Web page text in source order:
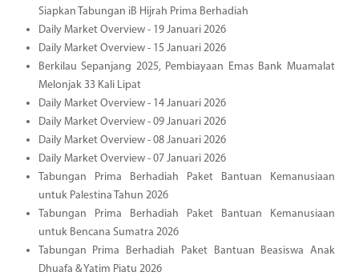
Siapkan Tabungan iB Hijrah Prima Berhadiah
Daily Market Overview - 19 Januari 2026
Daily Market Overview - 15 Januari 2026
Berkilau Sepanjang 2025, Pembiayaan Emas Bank Muamalat
Melonjak 33 Kali Lipat
Daily Market Overview - 14 Januari 2026
Daily Market Overview - 09 Januari 2026
Daily Market Overview - 08 Januari 2026
Daily Market Overview - 07 Januari 2026
Tabungan Prima Berhadiah Paket Bantuan Kemanusiaan
untuk Palestina Tahun 2026
Tabungan Prima Berhadiah Paket Bantuan Kemanusiaan
untuk Bencana Sumatra 2026
Tabungan Prima Berhadiah Paket Bantuan Beasiswa Anak
Dhuafa & Yatim Piatu 2026